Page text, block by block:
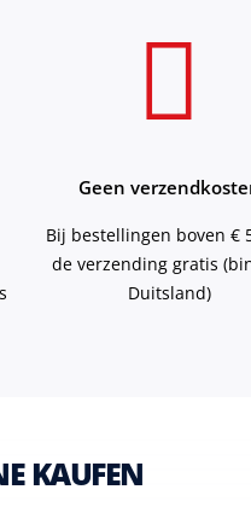
Geen
Bij bestellingen boven €
de verzending gratis
Duitsland)
KAUFEN